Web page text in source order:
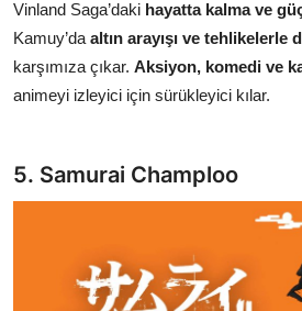
Vinland Saga’daki hayatta kalma ve
Kamuy’daaltın arayışı ve
karşımıza çıkar. Aksiyon, komedi ve
animeyi izleyici için sürükleyici kılar.
5. Samurai Champloo